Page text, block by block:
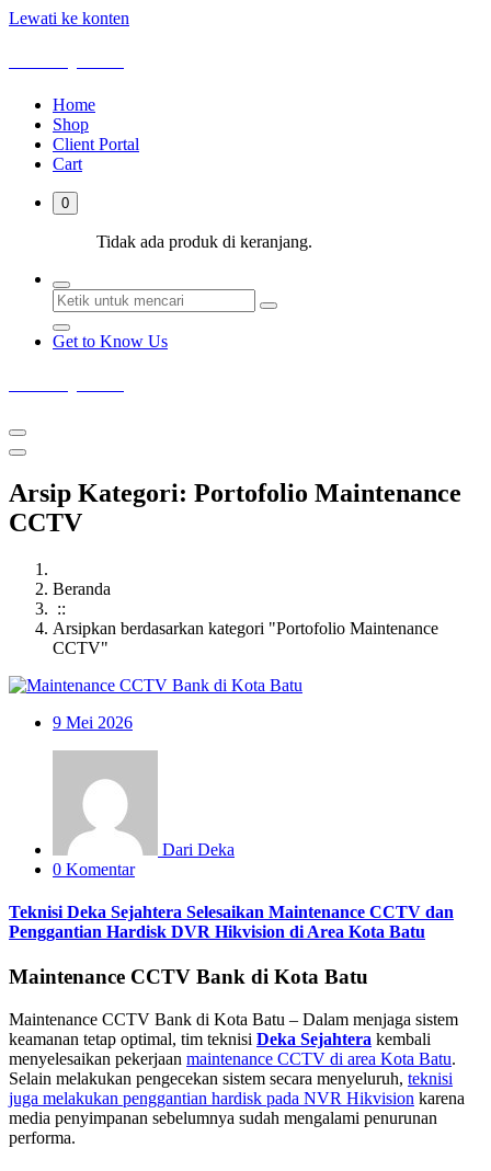
Lewati ke konten
Home
Shop
Client Portal
Cart
0
Tidak ada produk di keranjang.
Get to Know Us
Arsip Kategori: Portofolio Maintenance
CCTV
Beranda
::
Arsipkan berdasarkan kategori "Portofolio Maintenance
CCTV"
9 Mei 2026
Dari Deka
0 Komentar
Teknisi Deka Sejahtera Selesaikan Maintenance CCTV dan
Penggantian Hardisk DVR Hikvision di Area Kota Batu
Maintenance CCTV Bank di Kota Batu
Maintenance CCTV Bank di Kota Batu – Dalam menjaga sistem
keamanan tetap optimal, tim teknisi Deka Sejahtera kembali
menyelesaikan pekerjaan maintenance CCTV di area Kota Batu.
Selain melakukan pengecekan sistem secara menyeluruh, teknisi
juga melakukan penggantian hardisk pada NVR Hikvision karena
media penyimpanan sebelumnya sudah mengalami penurunan
performa.